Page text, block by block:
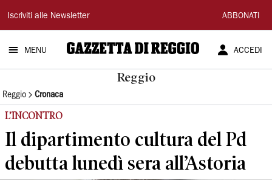
Gazzetta
di
Reggio
Iscriviti alle Newsletter ABBONATI
MENU ACCEDI
Reggio
Reggio Cronaca
L’INCONTRO
Il dipartimento cultura del Pd
debutta lunedì sera all’Astoria